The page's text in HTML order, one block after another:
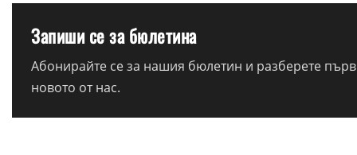
Запиши се за бюлетина
Абонирайте се за нашия бюлетин и разберете
новото от нас.